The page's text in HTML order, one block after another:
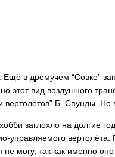
Ещё в дремучем “Совке”
этот вид воздушного
Б. Спунды.
заглохло на долгие
управляемого
могу, так как именно